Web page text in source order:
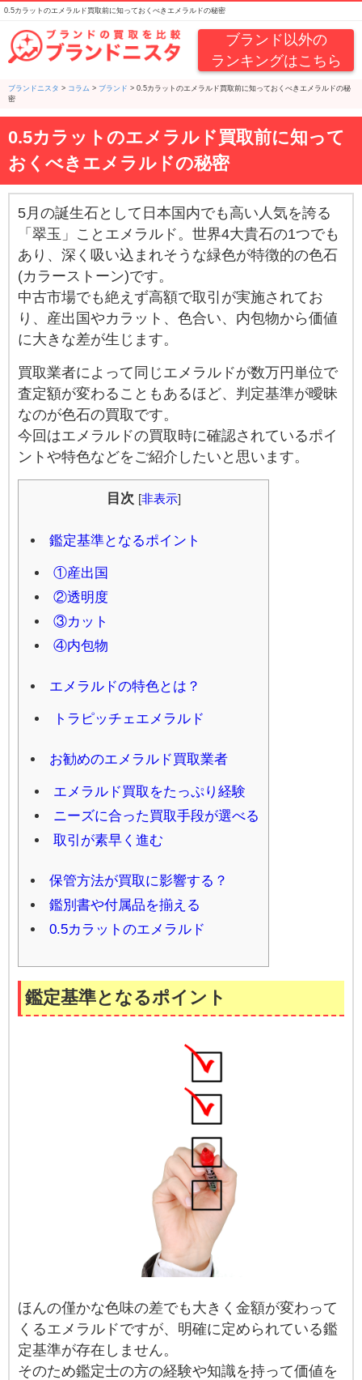
0.5カラットのエメラルド買取前に知っておくべきエメラルドの秘密
ブランド以外の
ランキングはこちら
ブランドニスタ > コラム > ブランド > 0.5カラットのエメラルド買取前に知っておくべきエメラルドの秘
密
0.5カラットのエメラルド買取前に知って
おくべきエメラルドの秘密
5月の誕生石として日本国内でも高い人気を誇る
「翠玉」ことエメラルド。世界4大貴石の1つでも
あり、深く吸い込まれそうな緑色が特徴的の色石
(カラーストーン)です。
中古市場でも絶えず高額で取引が実施されてお
り、産出国やカラット、色合い、内包物から価値
に大きな差が生じます。
買取業者によって同じエメラルドが数万円単位で
査定額が変わることもあるほど、判定基準が曖昧
なのが色石の買取です。
今回はエメラルドの買取時に確認されているポイ
ントや特色などをご紹介したいと思います。
目次 [非表示]
鑑定基準となるポイント
①産出国
②透明度
③カット
④内包物
エメラルドの特色とは？
トラピッチェエメラルド
お勧めのエメラルド買取業者
エメラルド買取をたっぷり経験
ニーズに合った買取手段が選べる
取引が素早く進む
保管方法が買取に影響する？
鑑別書や付属品を揃える
0.5カラットのエメラルド
鑑定基準となるポイント
ほんの僅かな色味の差でも大きく金額が変わって
くるエメラルドですが、明確に定められている鑑
定基準が存在しません。
そのため鑑定士の方の経験や知識を持って価値を